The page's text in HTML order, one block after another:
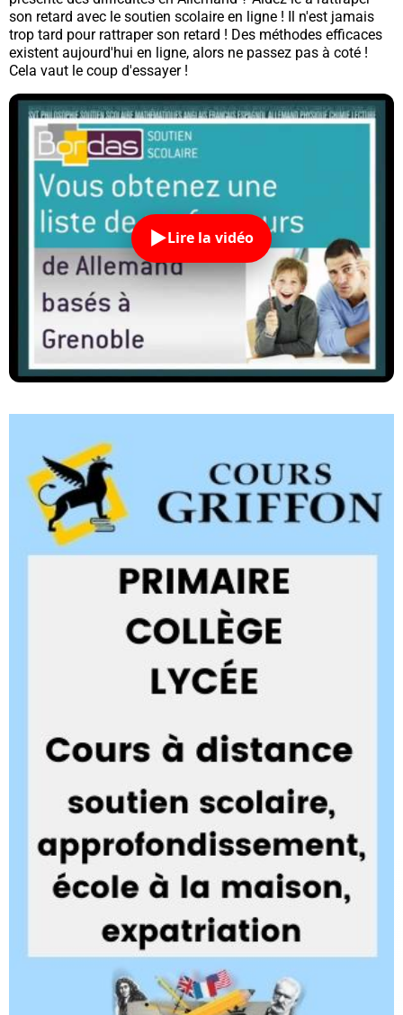
son retard avec le soutien scolaire en ligne ! Il n'est jamais
trop tard pour rattraper son retard ! Des méthodes efficaces
existent aujourd'hui en ligne, alors ne passez pas à coté !
Cela vaut le coup d'essayer !
Lire la vidéo